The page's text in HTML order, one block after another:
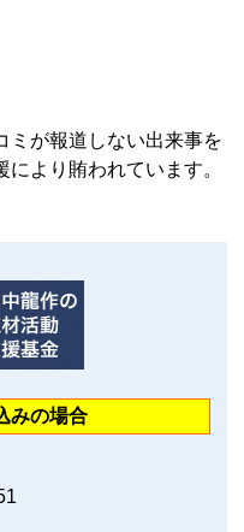
ミが報道しない出来事を
より賄われています。
みの場合